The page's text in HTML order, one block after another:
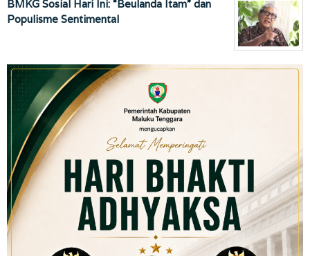
BMKG Sosial Hari Ini: “Beulanda Itam” dan
Populisme Sentimental